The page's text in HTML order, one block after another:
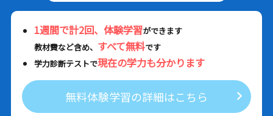
1週間で計2回、体験学習ができます
教材費など含め、 すべて無料です
学力診断テストで現在の学力も分かります
無料体験学習の詳細はこちら